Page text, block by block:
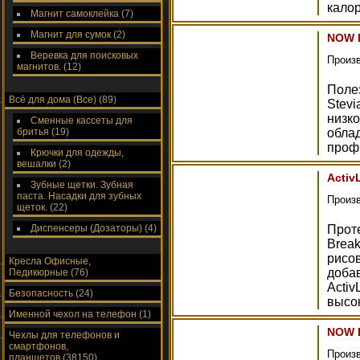
Магнит самоклейка (7)
Магнит для сумок (2)
Веревка для поисковых
магнитов. (12)
Всё для дома (Все) (89)
Сменные кассеты для
бритья (19)
Крючки для одежды,
вешалки (2)
Зубные щетки. Зубная
паста. Насадки для зубных
щеток. (22)
Диспенсеры (Дозаторы) (4)
Кресла Офисные,
Педикюрные (76)
Безопасность (24)
Именной чехол на телефон (1)
Чехлы для телефонов и
смартфонов,
планшетов (38150)
NOW
NOW